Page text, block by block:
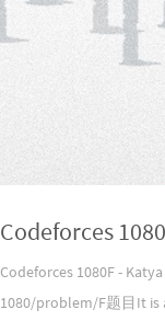
Codeforces
Codeforces 1080F -
1080/problem/F题目It is